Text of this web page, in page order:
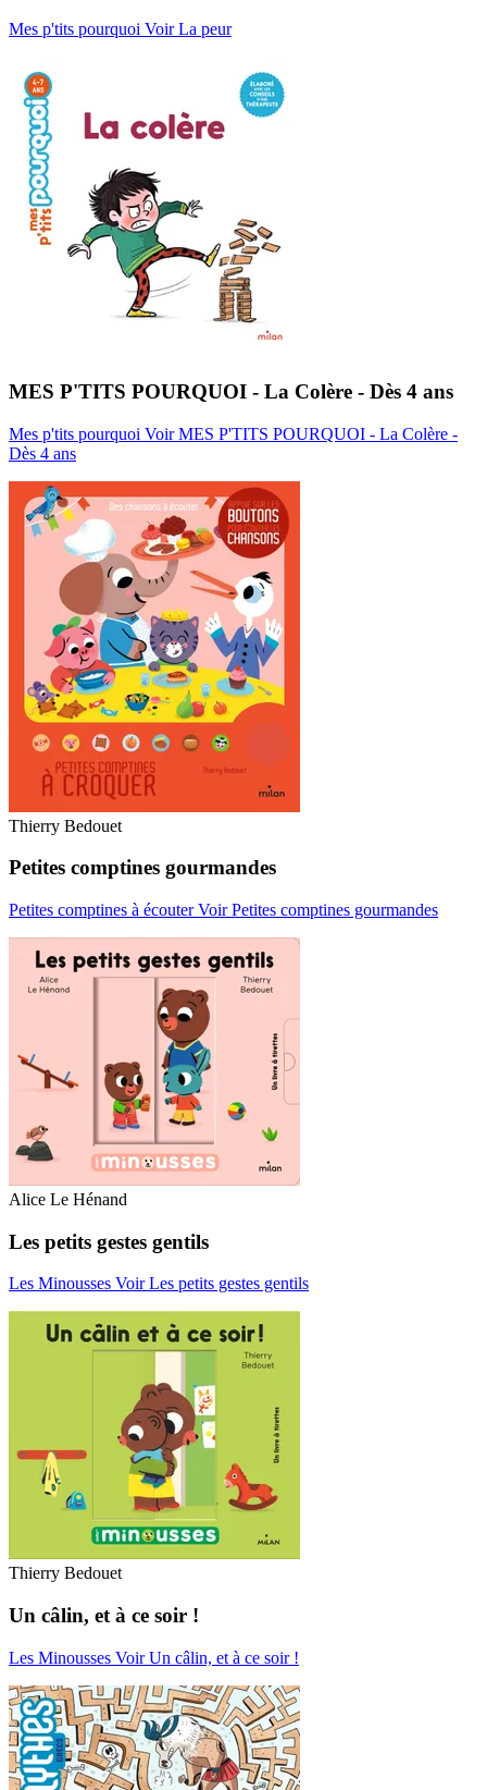
Mes p'tits pourquoi Voir La peur
MES P'TITS POURQUOI - La Colère - Dès 4 ans
Mes p'tits pourquoi Voir MES P'TITS POURQUOI - La Colère -
Dès 4 ans
Thierry Bedouet
Petites comptines gourmandes
Petites comptines à écouterVoir Petites comptines gourmandes
Alice Le Hénand
Les petits gestes gentils
Les Minousses Voir Les petits gestes gentils
Thierry Bedouet
Un câlin, et à ce soir !
Les Minousses Voir Un câlin, et à ce soir !